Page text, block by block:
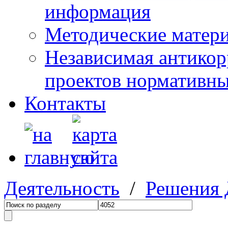
информация
Методические
Независимая
проектов
Контакты
Деятельность /